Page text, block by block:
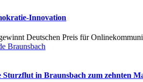
Innovation
Deutschen Preis für
in Braunsbach zum zehnten